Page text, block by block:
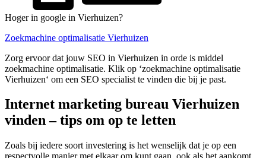
Hoger in google in Vierhuizen?
Zoekmachine optimalisatie Vierhuizen
Zorg ervoor dat jouw SEO in Vierhuizen in orde is middel
zoekmachine optimalisatie. Klik op ‘zoekmachine optimalisatie
Vierhuizen‘ om een SEO specialist te vinden die bij je past.
Internet marketing bureau Vierhuizen
vinden – tips om op te letten
Zoals bij iedere soort investering is het wenselijk dat je op een